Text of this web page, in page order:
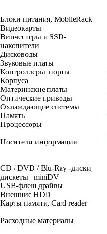
Блоки питания, MobileRack
Видеокарты
Винчестеры и SSD-
накопители
Дисководы
Звуковые платы
Контроллеры, порты
Корпуса
Материнские платы
Оптические приводы
Охлаждающие системы
Память
Процессоры
Носители информации
CD / DVD / Blu-Ray -диски,
дискеты , miniDV
USB-флеш драйвы
Внешние HDD
Карты памяти, Card reader
Расходные материалы